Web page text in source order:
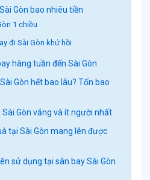
Gòn bao nhiêu tiền
1 chiều
đi Sài Gòn khứ hồi
hàng tuần đến Sài Gòn
Gòn hết bao lâu? Tốn bao
Gòn vắng và ít người nhất
tại Sài Gòn mang lên được
sử dụng tại sân bay Sài Gòn